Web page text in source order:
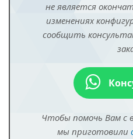
не является
изменениях
сообщить
Чтобы помочь Вам с
мы приготовили